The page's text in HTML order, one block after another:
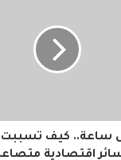
كل ساعة.. كيف تسببت
اقتصادية